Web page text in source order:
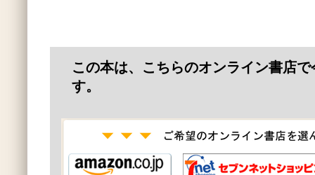
この本は、こちらのオンライン書店
す。